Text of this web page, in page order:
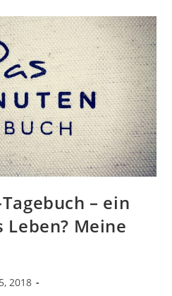
– ein
Leben? Meine
2018